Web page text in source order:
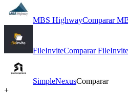
MBS HighwayComparar
FileInviteComparar FileInvite
SimpleNexusComparar
+